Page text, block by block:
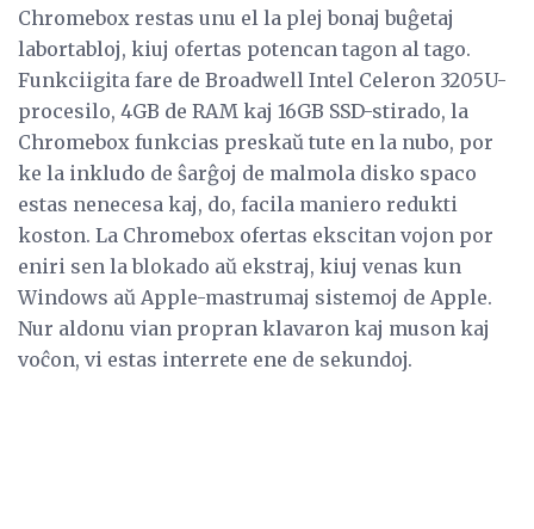
Chromebox restas unu el la plej bonaj buĝetaj
labortabloj, kiuj ofertas potencan tagon al tago.
Funkciigita fare de Broadwell Intel Celeron 3205U-
procesilo, 4GB de RAM kaj 16GB SSD-stirado, la
Chromebox funkcias preskaŭ tute en la nubo, por
ke la inkludo de ŝarĝoj de malmola disko spaco
estas nenecesa kaj, do, facila maniero redukti
koston. La Chromebox ofertas ekscitan vojon por
eniri sen la blokado aŭ ekstraj, kiuj venas kun
Windows aŭ Apple-mastrumaj sistemoj de Apple.
Nur aldonu vian propran klavaron kaj muson kaj
voĉon, vi estas interrete ene de sekundoj.